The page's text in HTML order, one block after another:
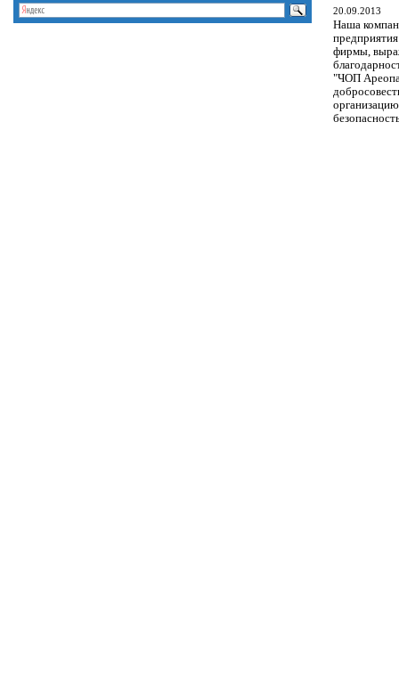
20.09.2013
Наша
фирмы,
"ЧОП